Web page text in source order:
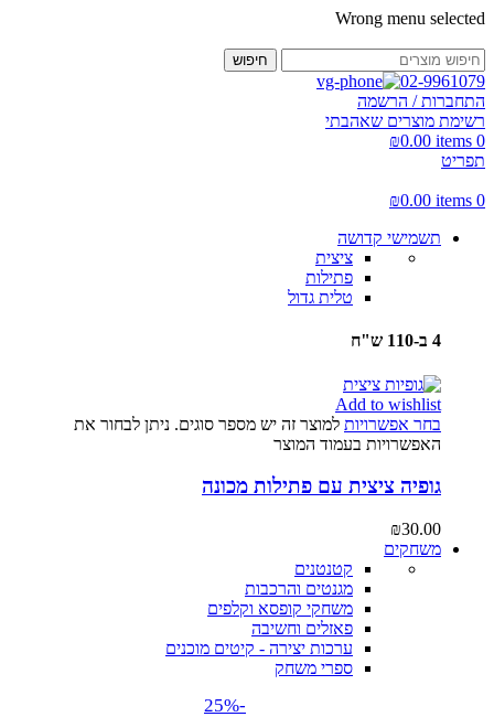
Wrong menu selected
חיפוש
02-9961079
התחברות / הרשמה
רשימת מוצרים שאהבתי
0
items
₪0.00
תפריט
0
items
₪0.00
תשמישי קדושה
ציצית
פתילות
טלית גדול
4 ב-110 ש"ח
Add to wishlist
בחר אפשרויות למוצר זה יש מספר סוגים. ניתן לבחור את
האפשרויות בעמוד המוצר
גופיה ציצית עם פתילות מכונה
₪30.00
משחקים
קטנטנים
מגנטים והרכבות
משחקי קופסא וקלפים
פאזלים וחשיבה
ערכות יצירה - קיטים מוכנים
ספרי משחק
-25%